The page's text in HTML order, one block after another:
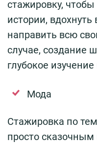
стажировку,
истории, вдохнуть
направить всю
случае, создание
глубокое
Мода
Стажировка по
просто